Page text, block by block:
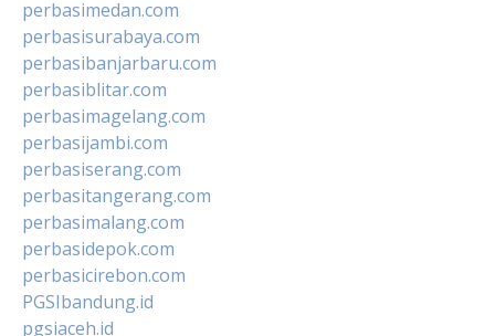
perbasimedan.com
perbasisurabaya.com
perbasibanjarbaru.com
perbasiblitar.com
perbasimagelang.com
perbasijambi.com
perbasiserang.com
perbasitangerang.com
perbasimalang.com
perbasidepok.com
perbasicirebon.com
PGSIbandung.id
pgsiaceh.id